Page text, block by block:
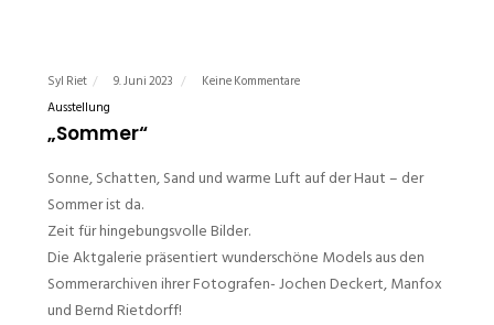
Syl Riet 9. Juni 2023
Keine Kommentare
Ausstellung
„Sommer“
Sonne, Schatten, Sand und warme Luft auf der Haut – der
Sommer ist da.
Zeit für hingebungsvolle Bilder.
Die Aktgalerie präsentiert wunderschöne Models aus den
Sommerarchiven ihrer Fotografen- Jochen Deckert, Manfox
und Bernd Rietdorff!